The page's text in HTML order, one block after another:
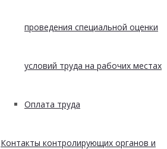
проведения специальной оценки
условий труда на рабочих местах
Оплата труда
Контакты контролирующих органов и